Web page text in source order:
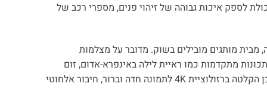
לספק איכות גבוהה של זיהוי פנים, מספרי רכב של
מבית מותגים מובילים בשוק. מדובר על מצלמות
מתקדמות כמו ראיית לילה באינפרא-אדום, זום
אופטי להתמקדות על פרטים קטנים, חיישני תנועה חכמים להתראות בזמן אמת, וכן הקלטה ברזולוציית 4K לתמונה חדה וברור, חיבור אלחוטי